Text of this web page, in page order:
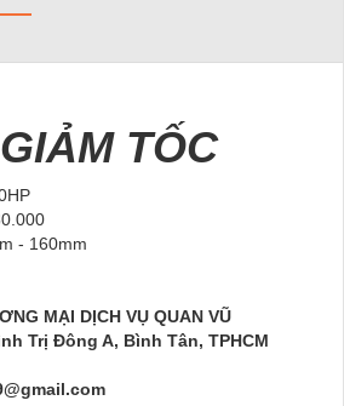
TỐC
- 160mm
MẠI DỊCH VỤ QUAN VŨ
Trị Đông A, Bình Tân, TPHCM